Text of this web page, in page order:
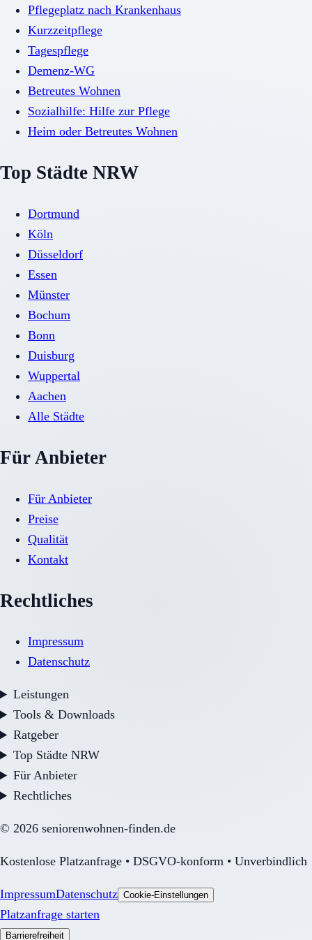
Pflegeplatz nach Krankenhaus
Kurzzeitpflege
Tagespflege
Demenz-WG
Betreutes Wohnen
Sozialhilfe: Hilfe zur Pflege
Heim oder Betreutes Wohnen
Top Städte NRW
Dortmund
Köln
Düsseldorf
Essen
Münster
Bochum
Bonn
Duisburg
Wuppertal
Aachen
Alle Städte
Für Anbieter
Für Anbieter
Preise
Qualität
Kontakt
Rechtliches
Impressum
Datenschutz
Leistungen
Tools & Downloads
Ratgeber
Top Städte NRW
Für Anbieter
Rechtliches
© 2026 seniorenwohnen-finden.de
Kostenlose Platzanfrage • DSGVO-konform • Unverbindlich
ImpressumDatenschutz Cookie-Einstellungen
Platzanfrage starten
Barrierefreiheit